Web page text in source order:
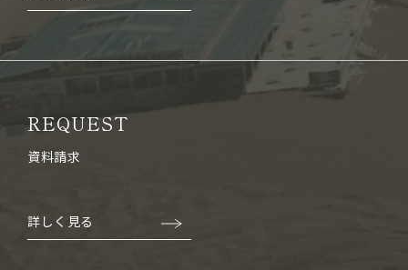
REQUEST
資料請求
詳しく見る